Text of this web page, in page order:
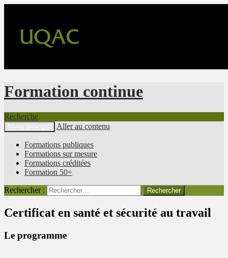
Formation continue
Recherche
Menu principal Aller au contenu
Formations publiques
Formations sur mesure
Formations créditées
Formation 50+
Rechercher :
Certificat en santé et sécurité au travail
Le programme